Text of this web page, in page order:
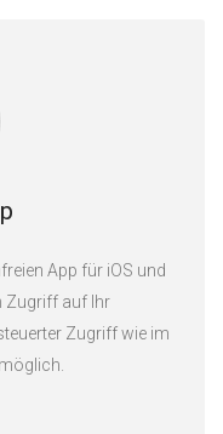
App für iOS und
Zugriff auf Ihr
Zugriff wie im